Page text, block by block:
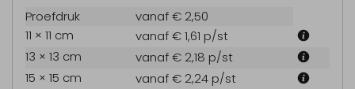
Proefdruk
vanaf € 2,50
11 × 11 cm
vanaf € 1,61 p/st
13 × 13 cm
vanaf € 2,18 p/st
15 × 15 cm
vanaf € 2,24 p/st